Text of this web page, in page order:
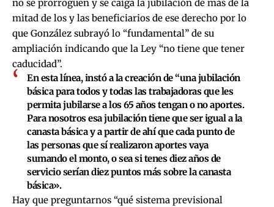
no se prorroguen y se caiga la jubilación de más de la
mitad de los y las beneficiarios de ese derecho por lo
que González subrayó lo “fundamental” de su
ampliación indicando que la Ley “no tiene que tener
caducidad”.
En esta línea, instó a la creación de “una jubilación
básica para todos y todas las trabajadoras que les
permita jubilarse a los 65 años tengan o no aportes.
Para nosotros esa jubilación tiene que ser igual a la
canasta básica y a partir de ahí que cada punto de
las personas que sí realizaron aportes vaya
sumando el monto, o sea si tenes diez años de
servicio serían diez puntos más sobre la canasta
básica».
Hay que preguntarnos “qué sistema previsional